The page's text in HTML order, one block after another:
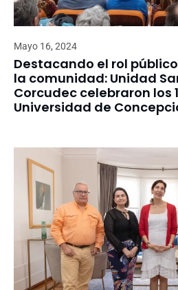
Mayo 16, 2024
Destacando el rol
la comunidad: Unidad
Corcudec celebraron los
Universidad de